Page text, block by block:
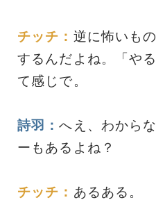
チッチ： 逆に怖いも
するんだよね。「や
て感じで。
詩羽：へえ、わから
ーもあるよね？
チッチ： あるある。